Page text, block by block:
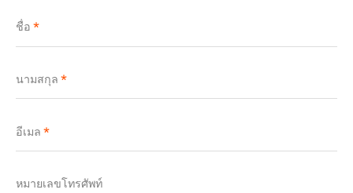
ชื่อ
นามสกุล
อีเมล
หมายเลขโทรศัพท์